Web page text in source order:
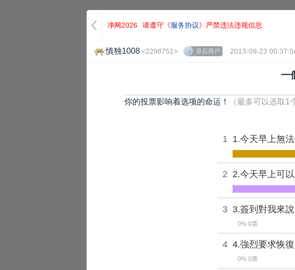
净网2026 请遵守《服务协议》严禁违法违规信息
慎独1008<2298751> 原石用户 2013-09-23
一
你的投票影响着选项的命运！ （最多可以选取1
1 1.今天早上無
2 2.今天早上可
3 3.簽到對我來
0% 0票
4 4.強烈要求恢
0% 0票